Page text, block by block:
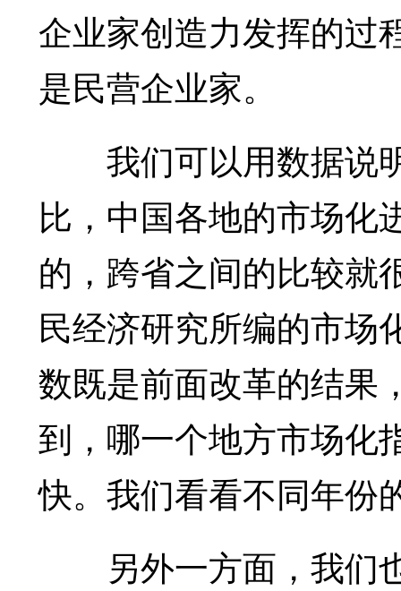
企业家创造力发挥的过
是民营企业家。
我们可以用数据说
比，中国各地的市场化
的，跨省之间的比较就
民经济研究所编的市场
数既是前面改革的结果
到，哪一个地方市场化
快。我们看看不同年份
另外一方面，我们